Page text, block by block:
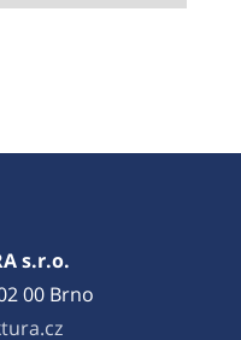
s.r.o.
00 Brno